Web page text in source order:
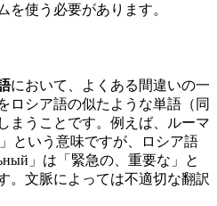
を使う必要があります。
において、よくある間違いの一
ロシア語の似たような単語（同
まうことです。例えば、ルーマ
という意味ですが、ロシア語
」は「緊急の、重要な」と
。文脈によっては不適切な翻訳